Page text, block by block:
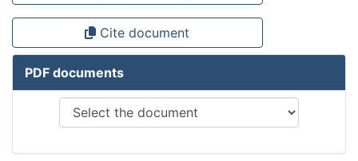
Cite document
PDF documents